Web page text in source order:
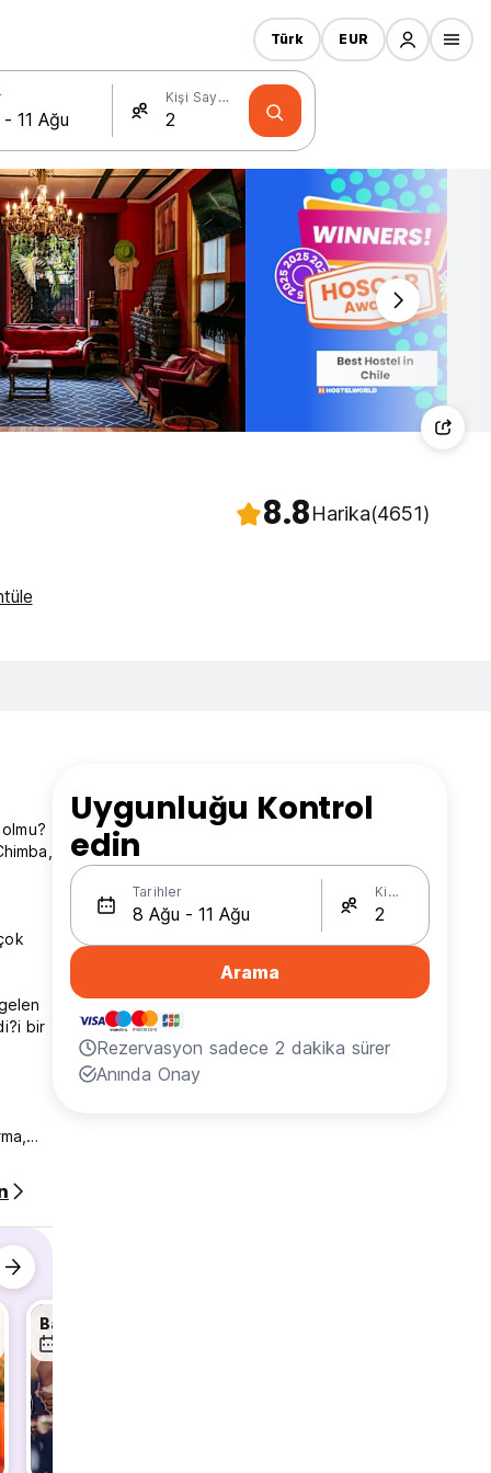
Kişi Sayısı
Türk EUR
8.8Harika(4651)
bir
Bar Crawl & Club!
Uygunluğu Kontrol
edin
Tarihler Kişi Sayısı
Arama
Rezervasyon sadece 2 dakika sürer
Anında Onay